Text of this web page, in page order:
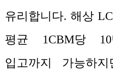
유리합니다. 해상
평균 1CBM당10
입고까지 가능하지